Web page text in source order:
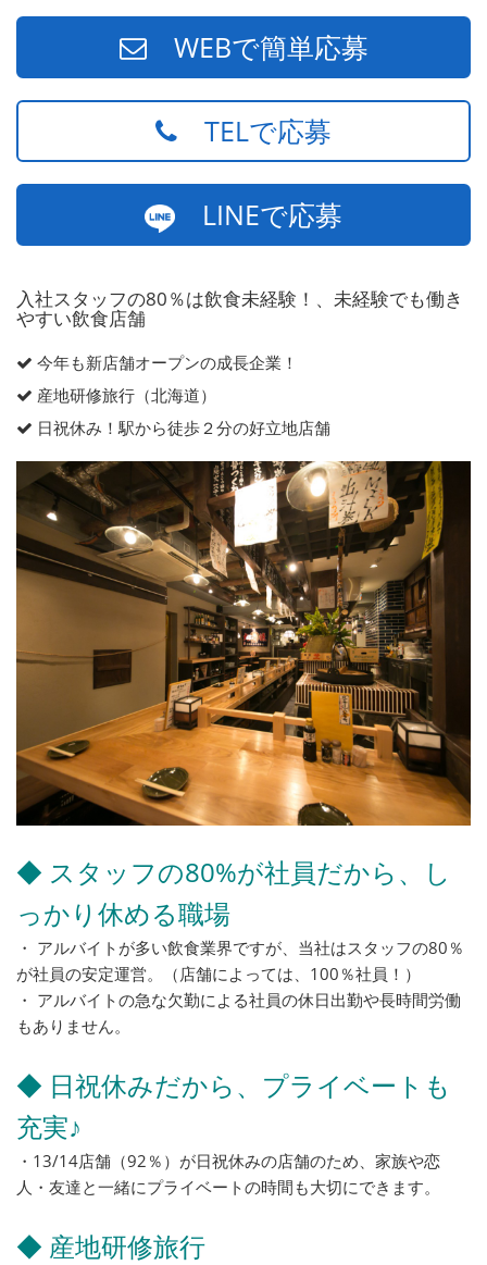
WEBで簡単応募
TELで応募
LINEで応募
入社スタッフの80％は飲食未経験！、未経験でも働き
やすい飲食店舗
今年も新店舗オープンの成長企業！
産地研修旅行（北海道）
日祝休み！駅から徒歩２分の好立地店舗
◆ スタッフの80%が社員だから、し
っかり休める職場
・ アルバイトが多い飲食業界ですが、当社はスタッフの80％
が社員の安定運営。（店舗によっては、100％社員！）
・ アルバイトの急な欠勤による社員の休日出勤や長時間労働
もありません。
◆ 日祝休みだから、プライベートも
充実♪
・13/14店舗（92％）が日祝休みの店舗のため、家族や恋
人・友達と一緒にプライベートの時間も大切にできます。
◆ 産地研修旅行